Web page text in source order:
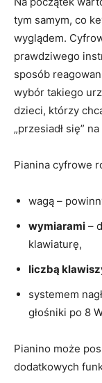
tym samym, co
wyglądem.
prawdziwego
sposób
wybór takiego
dzieci, którzy
„przesiadł się”
Pianina cyfrowe
wagą –
wymiarami –
klawiaturę,
liczbą
systemem
głośniki po 8
Pianino może
dodatkowych